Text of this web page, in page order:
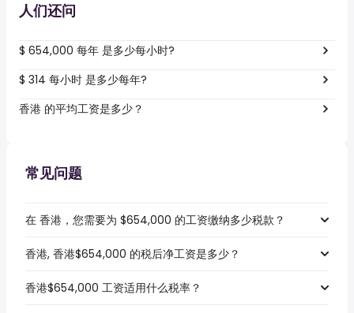
人们还问
$ 654,000 每年 是多少每小时?
$ 314 每小时 是多少每年?
香港 的平均工资是多少？
常见问题
在 香港，您需要为 $654,000 的工资缴纳多少税款？
香港, 香港$654,000 的税后净工资是多少？
香港$654,000 工资适用什么税率？